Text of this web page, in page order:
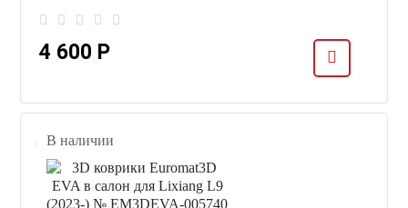
4 600 Р
В наличии